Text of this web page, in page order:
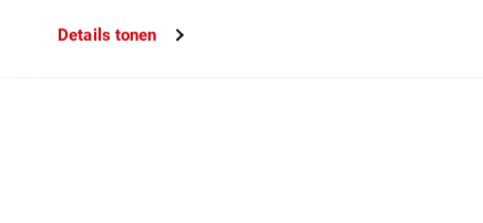
Details tonen